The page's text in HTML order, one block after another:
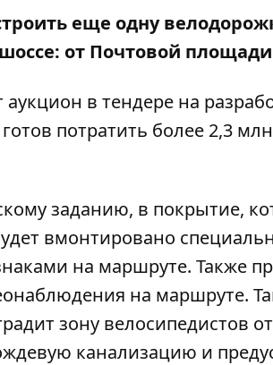
еще одну
от Почтовой
аукцион в тендере на
потратить более 2,3
заданию, в покрытие,
вмонтировано
на маршруте. Также
на маршруте.
зону велосипедистов
канализацию и